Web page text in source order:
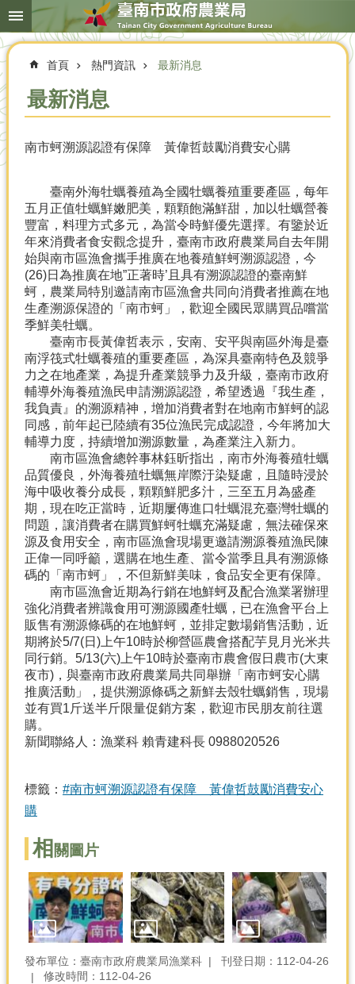
跳到主要內容區塊
搜
尋
進
農
業
概
優
選
產
熱
門
訊
民
服
站
行
站
導
索
回
首
首頁 熱門資訊 最新消息
最新消息
南市蚵溯源認證有保障 黃偉哲鼓勵消費安心購
臺南外海牡蠣養殖為全國牡蠣養殖重要產區，每年
五月正值牡蠣鮮嫩肥美，顆顆飽滿鮮甜，加以牡蠣營養
豐富，料理方式多元，為當令時鮮優先選擇。有鑒於近
年來消費者食安觀念提升，臺南市政府農業局自去年開
始與南市區漁會攜手推廣在地養殖鮮蚵溯源認證，今
(26)日為推廣在地”正著時’且具有溯源認證的臺南鮮
蚵，農業局特別邀請南市區漁會共同向消費者推薦在地
生產溯源保證的「南市蚵」，歡迎全國民眾購買品嚐當
季鮮美牡蠣。
臺南市長黃偉哲表示，安南、安平與南區外海是臺
南浮筏式牡蠣養殖的重要產區，為深具臺南特色及競爭
力之在地產業，為提升產業競爭力及升級，臺南市政府
輔導外海養殖漁民申請溯源認證，希望透過『我生產，
我負責』的溯源精神，增加消費者對在地南市鮮蚵的認
同感，前年起已陸續有35位漁民完成認證，今年將加大
輔導力度，持續增加溯源數量，為產業注入新力。
南市區漁會總幹事林鈺昕指出，南市外海養殖牡蠣
品質優良，外海養殖牡蠣無岸際汙染疑慮，且隨時浸於
海中吸收養分成長，顆顆鮮肥多汁，三至五月為盛產
期，現在吃正當時，近期屢傳進口牡蠣混充臺灣牡蠣的
問題，讓消費者在購買鮮蚵牡蠣充滿疑慮，無法確保來
源及食用安全，南市區漁會現場更邀請溯源養殖漁民陳
正偉一同呼籲，選購在地生產、當令當季且具有溯源條
碼的「南市蚵」，不但新鮮美味，食品安全更有保障。
南市區漁會近期為行銷在地鮮蚵及配合漁業署辦理
強化消費者辨識食用可溯源國產牡蠣，已在漁會平台上
販售有溯源條碼的在地鮮蚵，並排定數場銷售活動，近
期將於5/7(日)上午10時於柳營區農會搭配芋見月光米共
同行銷。5/13(六)上午10時於臺南市農會假日農市(大東
夜市)，與臺南市政府農業局共同舉辦「南市蚵安心購
推廣活動」，提供溯源條碼之新鮮去殼牡蠣銷售，現場
並有買1斤送半斤限量促銷方案，歡迎市民朋友前往選
購。
新聞聯絡人：漁業科 賴青建科長 0988020526
標籤： #南市蚵溯源認證有保障 黃偉哲鼓勵消費安心
購
相 關圖片
發布單位：臺南市政府農業局漁業科
刊登日期：112-04-26
修改時間：112-04-26